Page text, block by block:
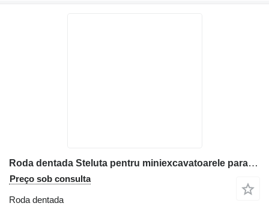
Roda dentada Steluta pentru miniexcavatoarele para mini-escavadora Volvo ECR25D-ECR28-ECR30-ECR35D-ECRE38
Preço sob consulta
Roda dentada